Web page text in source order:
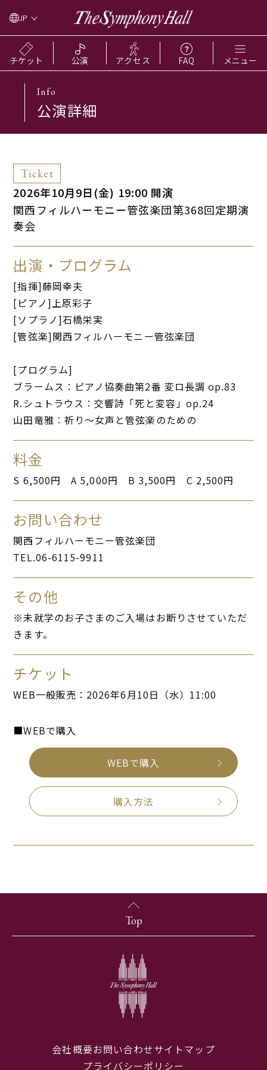
JP
チケット 公演 アクセス FAQ メニュー
Info
公演詳細
Ticket
2026年10月9日(金) 19:00 開演
関西フィルハーモニー管弦楽団第368回定期演
奏会
出演・プログラム
[指揮]藤岡幸夫
[ピアノ]上原彩子
[ソプラノ]石橋栄実
[管弦楽]関西フィルハーモニー管弦楽団
[プログラム]
ブラームス：ピアノ協奏曲第2番 変ロ長調 op.83
R.シュトラウス：交響詩「死と変容」op.24
山田竜雅：祈り～女声と管弦楽のための
料金
S 6,500円 A 5,000円 B 3,500円 C 2,500円
お問い合わせ
関西フィルハーモニー管弦楽団
TEL.06-6115-9911
その他
※未就学のお子さまのご入場はお断りさせていただ
きます。
チケット
WEB一般販売：2026年6月10日（水）11:00
■WEBで購入
WEBで購入
購入方法
Top
会社概要お問い合わせサイトマップ
プライバシーポリシー